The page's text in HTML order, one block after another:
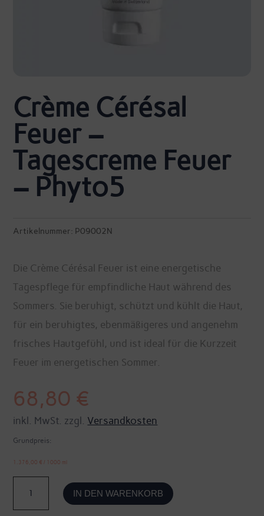
Crème Cérésal
Feuer –
Tagescreme Feuer
– Phyto5
Artikelnummer: P09002N
Die Crème Cérésal Feuer ist eine energetische
Tagespflege für empfindliche Haut während des
Sommers. Sie beruhigt, schützt und kühlt die Haut,
für ein beruhigtes, ebenmäßigeres und angenehm
frisches Hautgefühl, und ist ideal für die Kurzzeit
Feuer im energetischen Sommer.
68,80 €
inkl. MwSt. zzgl. Versandkosten
Grundpreis:
1.376,00 € / 1000 ml
IN DEN WARENKORB